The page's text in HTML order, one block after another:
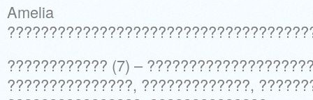
Amelia
???????????? (7) –
???????????????, ?????????????,